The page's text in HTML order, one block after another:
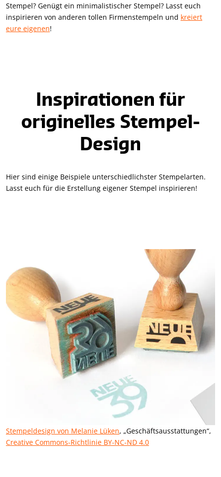
Stempel? Genügt ein minimalistischer Stempel? Lasst euch
inspirieren von anderen tollen Firmenstempeln und kreiert
eure eigenen!
Inspirationen für
originelles Stempel-
Design
Hier sind einige Beispiele unterschiedlichster Stempelarten.
Lasst euch für die Erstellung eigener Stempel inspirieren!
Stempeldesign von Melanie Lüken, „Geschäftsausstattungen“,
Creative Commons-Richtlinie BY-NC-ND 4.0